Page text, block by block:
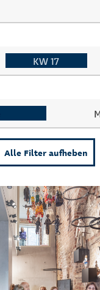
KW 17
Alle Filter aufheben